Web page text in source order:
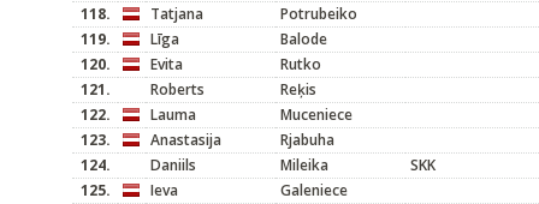
118.
Tatjana
Potrubeiko
119.
Līga
Balode
120.
Evita
Rutko
121.
Roberts
Reķis
122.
Lauma
Muceniece
123.
Anastasija
Rjabuha
124.
Daniils Mileika
SKK
125.
Ieva
Galeniece